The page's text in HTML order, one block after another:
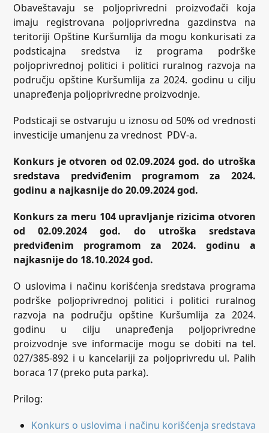
Obaveštavaju se poljoprivredni proizvođači koja
imaju registrovana poljoprivredna gazdinstva na
teritoriji Opštine Kuršumlija da mogu konkurisati za
podsticajna sredstva iz programa podrške
poljoprivrednoj politici i politici ruralnog razvoja na
području opštine Kuršumlija za 2024. godinu u cilju
unapređenja poljoprivredne proizvodnje.
Podsticaji se ostvaruju u iznosu od 50% od vrednosti
investicije umanjenu za vrednost PDV-a.
Konkurs je otvoren od 02.09.2024 god. do utroška
sredstava predviđenim programom za 2024.
godinu a najkasnije do20.09.2024god.
Konkurs za meru 104 upravljanje rizicima otvoren
od 02.09.2024 god. do utroška sredstava
predviđenim programom za 2024. godinu a
najkasnije do 18.10.2024god.
O uslovima i načinu korišćenja sredstava programa
podrške poljoprivrednoj politici i politici ruralnog
razvoja na području opštine Kuršumlija za 2024.
godinu u cilju unapređenja poljoprivredne
proizvodnje sve informacije mogu se dobiti na tel.
027/385-892 i u kancelariji za poljoprivredu ul. Palih
boraca 17 (preko puta parka).
Prilog:
Konkurs o uslovima i načinu korišćenja sredstava